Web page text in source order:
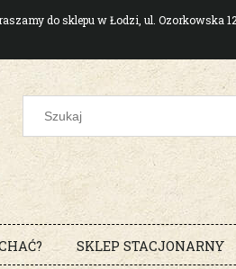
do sklepu w Łodzi, ul. Ozorkowska
SKLEP STACJONARNY